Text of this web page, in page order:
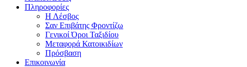
Πληροφορίες
Η Λέσβος
Σαν Επιβάτης Φροντίζω
Γενικοί Όροι Ταξιδίου
Μεταφορά Κατοικιδίων
Πρόσβαση
Επικοινωνία